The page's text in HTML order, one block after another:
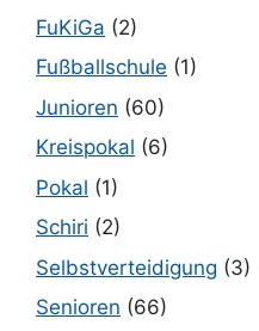
FuKiGa (2)
Fußballschule (1)
Junioren (60)
Kreispokal (6)
Pokal (1)
Schiri (2)
Selbstverteidigung (3)
Senioren (66)